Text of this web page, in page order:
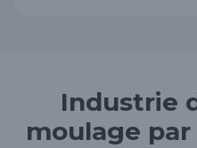
Industrie
moulage